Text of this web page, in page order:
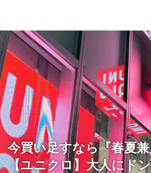
今買い足すなら『春夏兼
【ユニクロ】大人にド